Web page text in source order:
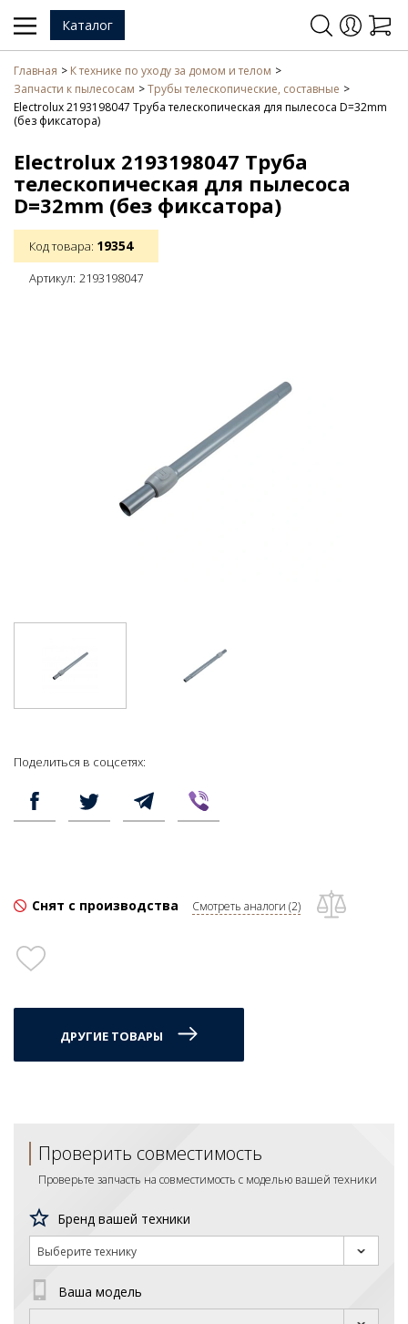
Каталог
Главная
К технике по уходу за домом и телом
Запчасти к пылесосам
Трубы телескопические, составные
Electrolux 2193198047 Труба телескопическая для пылесоса D=32mm
(без фиксатора)
Electrolux 2193198047 Труба
телескопическая для пылесоса
D=32mm (без фиксатора)
Код товара: 19354
Артикул: 2193198047
Поделиться в соцсетях:
Снят с производства Смотреть аналоги (2)
ДРУГИЕ ТОВАРЫ
Проверить совместимость
Проверьте запчасть на совместимость с моделью вашей техники
Бренд вашей техники
Выберите технику
Ваша модель